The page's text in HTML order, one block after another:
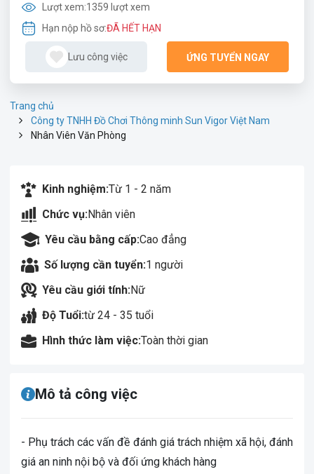
Lượt xem:1359 lượt xem
Hạn nộp hồ sơ:ĐÃ HẾT HẠN
Lưu công việc ỨNG TUYỂN NGAY
Trang chủ
Công ty TNHH Đồ Chơi Thông minh Sun Vigor Việt Nam
Nhân Viên Văn Phòng
Kinh nghiệm:Từ 1 - 2 năm
Chức vụ:Nhân viên
Yêu cầu bằng cấp:Cao đẳng
Số lượng cần tuyển:1 người
Yêu cầu giới tính:Nữ
Độ Tuổi:từ 24 - 35 tuổi
Hình thức làm việc:Toàn thời gian
Mô tả công việc
- Phụ trách các vấn đề đánh giá trách nhiệm xã hội, đánh
giá an ninh nội bộ và đối ứng khách hàng